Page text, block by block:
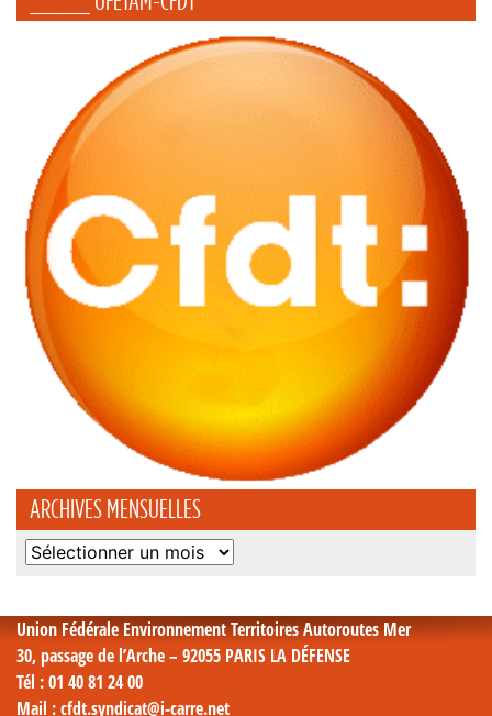
ARCHIVES MENSUELLES
Archives
Union Fédérale Environnement Territoires Autoroutes Mer
30, passage de l’Arche – 92055 PARIS LA DÉFENSE
Tél : 01 40 81 24 00
Mail : cfdt.syndicat@i-carre.net